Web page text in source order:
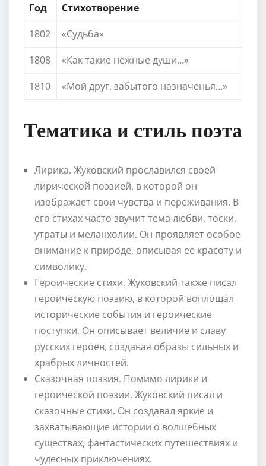
Год
Стихотворение
1802
«Судьба»
1808
«Как такие нежные души…»
1810
«Мой друг, забытого назначенья…»
Тематика и стиль поэта
Лирика. Жуковский прославился своей
лирической поэзией, в которой он
изображает свои чувства и переживания. В
его стихах часто звучит тема любви, тоски,
утраты и меланхолии. Он проявляет особое
внимание к природе, описывая ее красоту и
символику.
Героические стихи. Жуковский также писал
героическую поэзию, в которой воплощал
исторические события и героические
поступки. Он описывает величие и славу
русских героев, создавая образы сильных и
храбрых личностей.
Сказочная поэзия. Помимо лирики и
героической поэзии, Жуковский писал и
сказочные стихи. Он создавал яркие и
захватывающие истории о волшебных
существах, фантастических путешествиях и
чудесных приключениях.